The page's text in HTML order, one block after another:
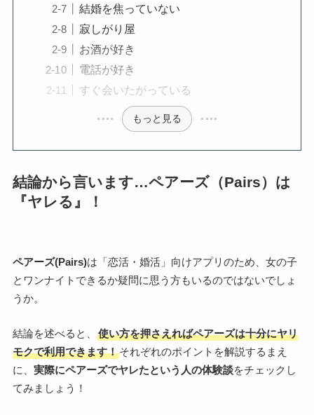
結婚を焦っていない
寂しがり屋
お酒が好き
電話が好き
すぐ会いたがっている
もっと見る
結論から言います…ペアーズ（Pairs）は
『ヤレる』！
ペアーズ(Pairs)は「恋活・婚活」向けアプリのため、女の子
とワンナイトできるか疑問に思う方もいるのではないでしょ
うか。
結論を述べると、
使い方を押さえればペアーズは十分にヤリ
モクで利用できます！それぞれのポイントを解説するまえ
に、 実際にペアーズでヤレたという人の体験談をチェックし
てみましょう！